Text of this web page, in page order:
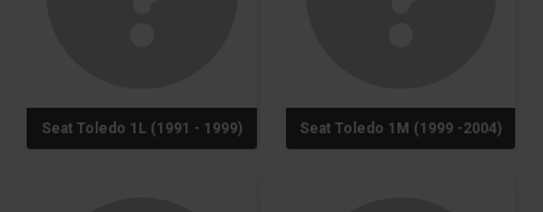
Seat Toledo 1L (1991 - 1999) Seat Toledo 1M (1999 -2004)